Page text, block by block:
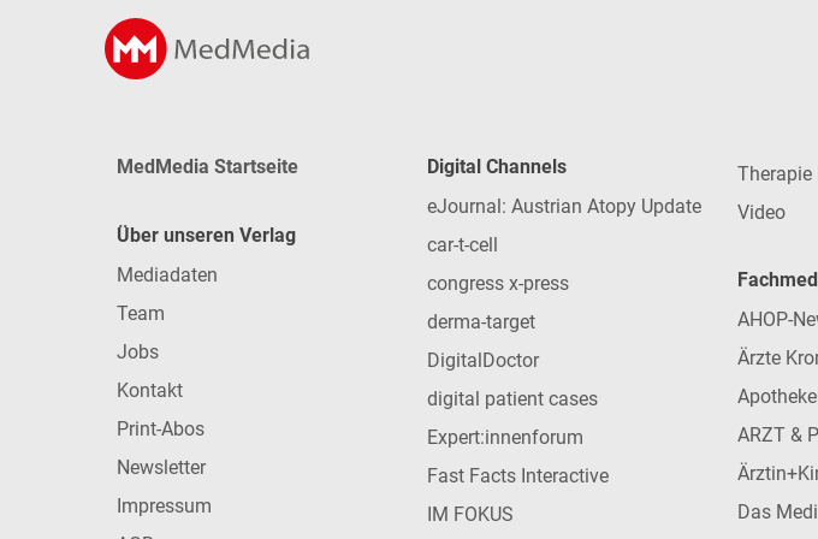
MedMedia Startseite
Über unseren Verlag
Mediadaten
Team
Jobs
Kontakt
Print-Abos
Newsletter
Impressum
Digital Channels
eJournal: Austrian Atopy Update
car-t-cell
congress x-press
derma-target
DigitalDoctor
digital patient cases
Expert:innenforum
Fast Facts Interactive
IM FOKUS
Therapie
Video
AHOP-
Ärzte
ARZT &
Das